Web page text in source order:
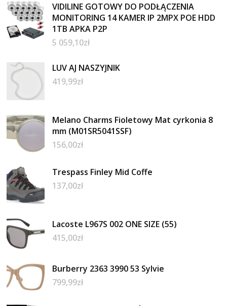
VIDILINE GOTOWY DO PODŁĄCZENIA
MONITORING 14 KAMER IP 2MPX POE HDD
1TB APKA P2P
5 059,10zł
LUV AJ NASZYJNIK
419,99zł
Melano Charms Fioletowy Mat cyrkonia 8
mm (M01SR5041SSF)
156,00zł
Trespass Finley Mid Coffe
137,00zł
Lacoste L967S 002 ONE SIZE (55)
415,00zł
Burberry 2363 3990 53 Sylvie
799,99zł